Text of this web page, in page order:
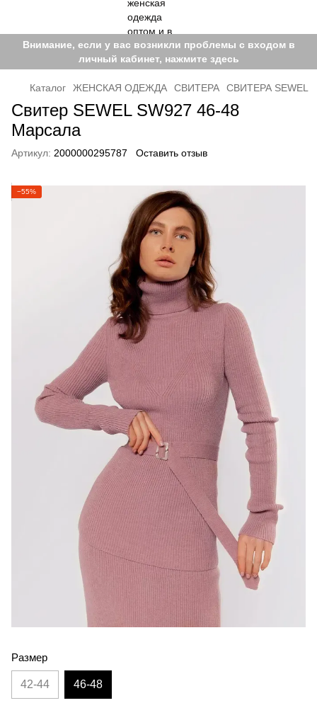
Внимание, если у вас возникли проблемы с входом в
личный кабинет, нажмите здесь
Каталог ЖЕНСКАЯ ОДЕЖДА СВИТЕРА СВИТЕРА SEWEL
Свитер SEWEL SW927 46-48
Марсала
Артикул: 2000000295787 Оставить отзыв
−55%
Размер
42-44 46-48